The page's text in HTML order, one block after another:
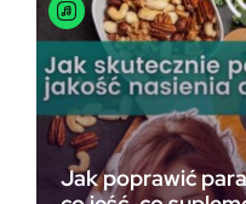
Jak poprawić